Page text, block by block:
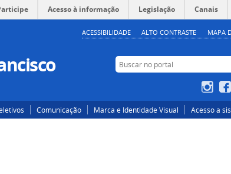
Acesso à informação Legislação Canais
ACESSIBILIDADE ALTO CONTRASTE MAPA
Buscar no portal
Comunicação Marca e Identidade Visual Acesso a